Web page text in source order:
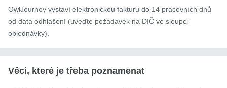
OwlJourney vystaví elektronickou fakturu do 14 pracovních dnů
od data odhlášení (uveďte požadavek na DIČ ve sloupci
objednávky).
Věci, které je třeba poznamenat